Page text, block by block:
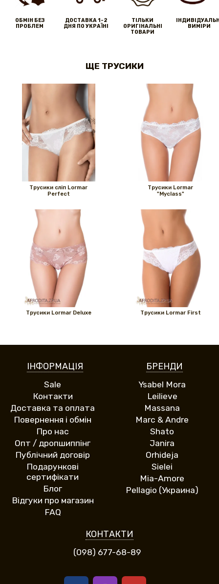
ОБМІН БЕЗ
ПРОБЛЕМ
ДОСТАВКА 1-2
ДНЯ ПО УКРАЇНІ
ТІЛЬКИ
ОРИГІНАЛЬНІ
ТОВАРИ
ВИМІРИ
ЩЕ ТРУСИКИ
Трусики сліп Lormar
Perfect
Трусики Lormar
"Myclass"
Трусики Lormar Deluxe Трусики Lormar First
ІНФОРМАЦІЯ
Sale
Контакти
Доставка та оплата
Повернення і обмін
Про нас
Опт / дропшиппінг
Публічний договір
Подарункові
сертифікати
Блог
Відгуки про магазин
FAQ
БРЕНДИ
Ysabel Mora
Leilieve
Massana
Marc & Andre
Shato
Janira
Orhideja
Sielei
Mia-Amore
Pellagio (Украина)
КОНТАКТИ
(098) 677-68-89